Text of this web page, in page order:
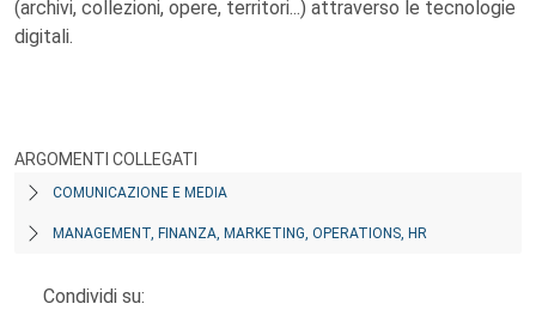
(archivi, collezioni, opere, territori...) attraverso le tecnologie
digitali.
ARGOMENTI COLLEGATI
COMUNICAZIONE E MEDIA
MANAGEMENT, FINANZA, MARKETING, OPERATIONS, HR
Condividi su: